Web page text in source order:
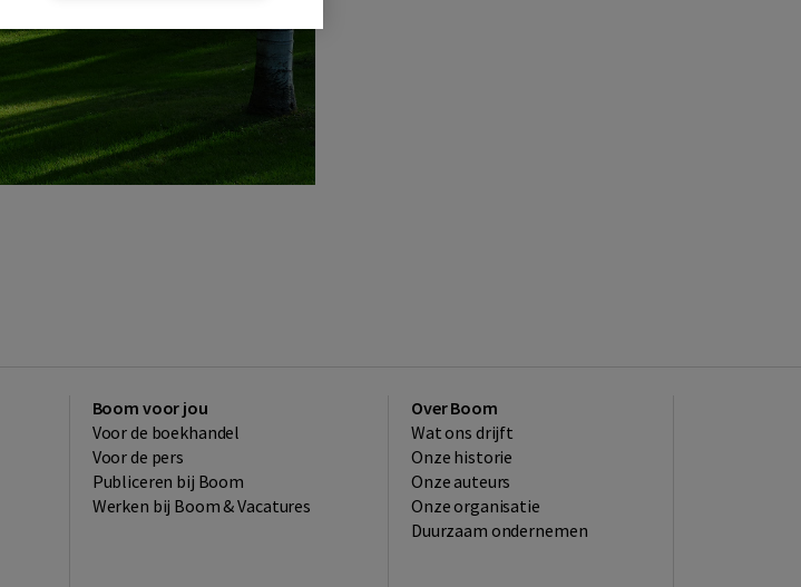
Boom voor jou
Voor de boekhandel
Voor de pers
Publiceren bij Boom
Werken bij Boom & Vacatures
Over Boom
Wat ons drijft
Onze historie
Onze auteurs
Onze organisatie
Duurzaam ondernemen